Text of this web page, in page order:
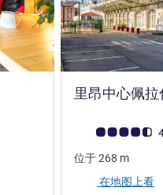
里昂中心佩
客户意见评级
位于268 m
在地图上看